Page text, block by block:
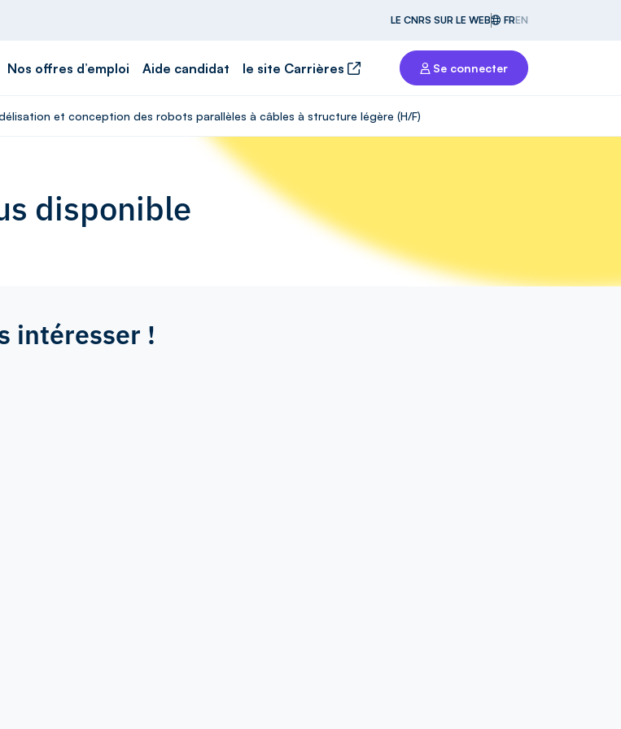
LE CNRS SUR LE WEB FREN
Nos offres d’emploi Aide candidat le site Carrières Se connecter
et conception des robots parallèles à câbles à structure légère (H/F)
disponible
intéresser !